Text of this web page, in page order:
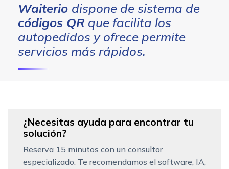
Waiterio dispone de sistema de
códigos QR que facilita los
autopedidos y ofrece permite
servicios más rápidos.
¿Necesitas ayuda para encontrar tu
solución?
Reserva 15 minutos con un consultor
especializado. Te recomendamos el software, IA,